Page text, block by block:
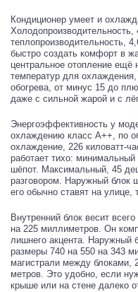
Кондиционер умеет и
Холодопроизводительность,
теплопроизводительность,
быстро создать комфорт в
центральное отопление
температур для
обогрева, от минус 15 до
даже с сильной жарой и с
Энергоэффективность у
охлаждению класс A++, по
охлаждение, 226 киловатт-
работает тихо:
шёпот. Максимальный, 45
разговором. Наружный блок
его обычно ставят на улице,
Внутренний блок весит
на 225 миллиметров. Он
лишнего акцента. Наружный
размеры 740 на 550 на 343
магистрали между блоками,
метров. Это удобно, если
крыше или на стене далеко